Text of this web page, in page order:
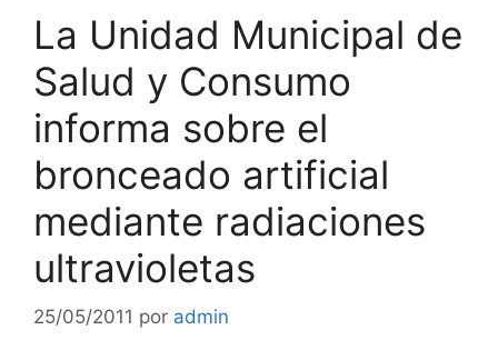
La Unidad Municipal de
Salud y Consumo
informa sobre el
bronceado artificial
mediante radiaciones
ultravioletas
25/05/2011 por admin